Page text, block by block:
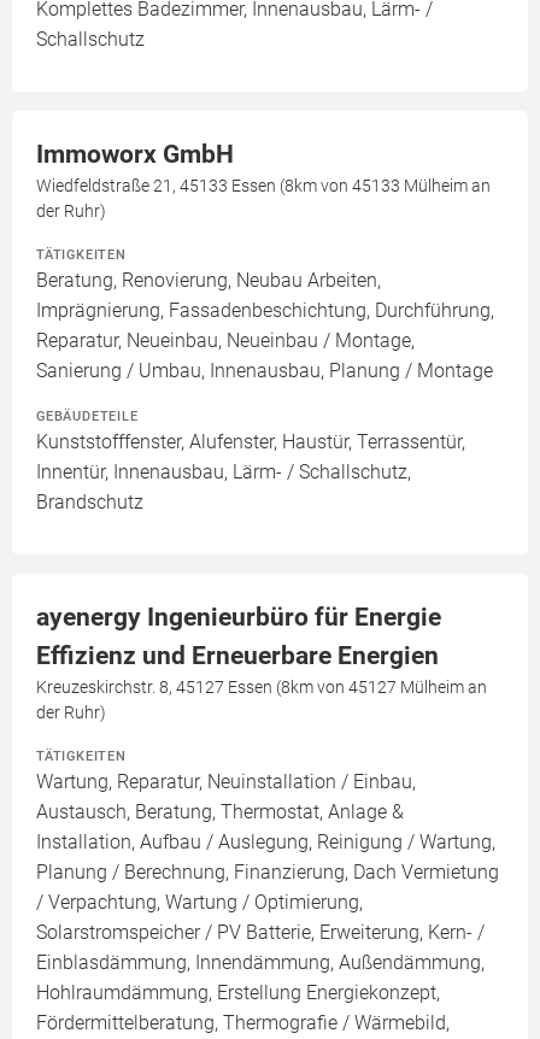
Komplettes Badezimmer, Innenausbau, Lärm- /
Schallschutz
Immoworx GmbH
Wiedfeldstraße 21, 45133 Essen (8km von 45133 Mülheim an
der Ruhr)
TÄTIGKEITEN
Beratung, Renovierung, Neubau Arbeiten,
Imprägnierung, Fassadenbeschichtung, Durchführung,
Reparatur, Neueinbau, Neueinbau / Montage,
Sanierung / Umbau, Innenausbau, Planung / Montage
GEBÄUDETEILE
Kunststofffenster, Alufenster, Haustür, Terrassentür,
Innentür, Innenausbau, Lärm- / Schallschutz,
Brandschutz
ayenergy Ingenieurbüro für Energie
Effizienz und Erneuerbare Energien
Kreuzeskirchstr. 8, 45127 Essen (8km von 45127 Mülheim an
der Ruhr)
TÄTIGKEITEN
Wartung, Reparatur, Neuinstallation / Einbau,
Austausch, Beratung, Thermostat, Anlage &
Installation, Aufbau / Auslegung, Reinigung / Wartung,
Planung / Berechnung, Finanzierung, Dach Vermietung
/ Verpachtung, Wartung / Optimierung,
Solarstromspeicher / PV Batterie, Erweiterung, Kern- /
Einblasdämmung, Innendämmung, Außendämmung,
Hohlraumdämmung, Erstellung Energiekonzept,
Fördermittelberatung, Thermografie / Wärmebild,